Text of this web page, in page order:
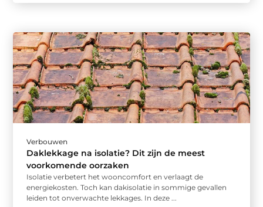
Verbouwen
Daklekkage na isolatie? Dit zijn de meest
voorkomende oorzaken
Isolatie verbetert het wooncomfort en verlaagt de
energiekosten. Toch kan dakisolatie in sommige gevallen
leiden tot onverwachte lekkages. In deze ...